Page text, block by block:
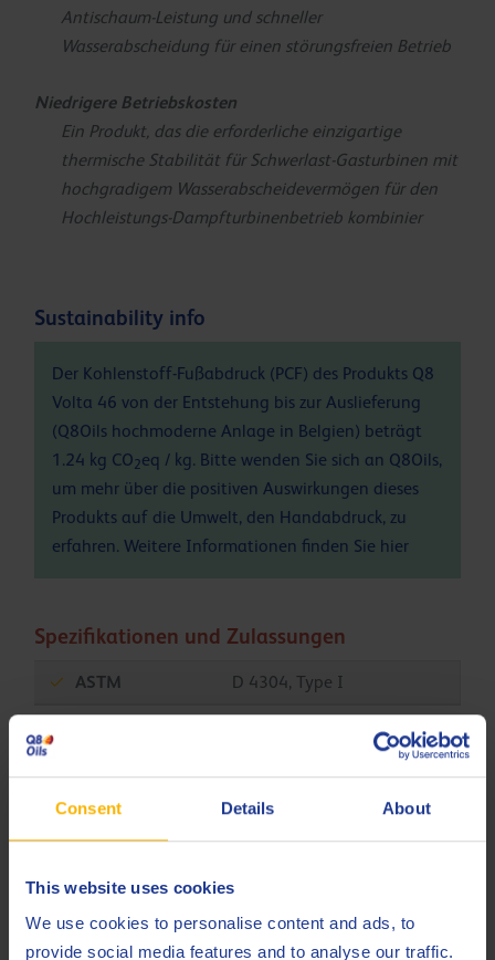
Consent Details About
This website uses cookies
We use cookies to personalise content and ads, to
provide social media features and to analyse our traffic.
Antischaum-Leistung und schneller
Wasserabscheidung für einen störungsfreien Betrieb
Niedrigere Betriebskosten
Ein Produkt, das die erforderliche einzigartige
thermische Stabilität für Schwerlast-Gasturbinen mit
hochgradigem Wasserabscheidevermögen für den
Hochleistungs-Dampfturbinenbetrieb kombinier
Sustainability info
Der Kohlenstoff-Fußabdruck (PCF) des Produkts Q8
Volta 46 von der Entstehung bis zur Auslieferung
(Q8Oils hochmoderne Anlage in Belgien) beträgt
1.24 kg CO2eq / kg. Bitte wenden Sie sich an Q8Oils,
um mehr über die positiven Auswirkungen dieses
Produkts auf die Umwelt, den Handabdruck, zu
erfahren. Weitere Informationen finden Sie hier
Spezifikationen und Zulassungen
ASTM D 4304, Type I
British Standard 489
DIN 51515-1 L-TD
ISO 6743-5 L-TGB